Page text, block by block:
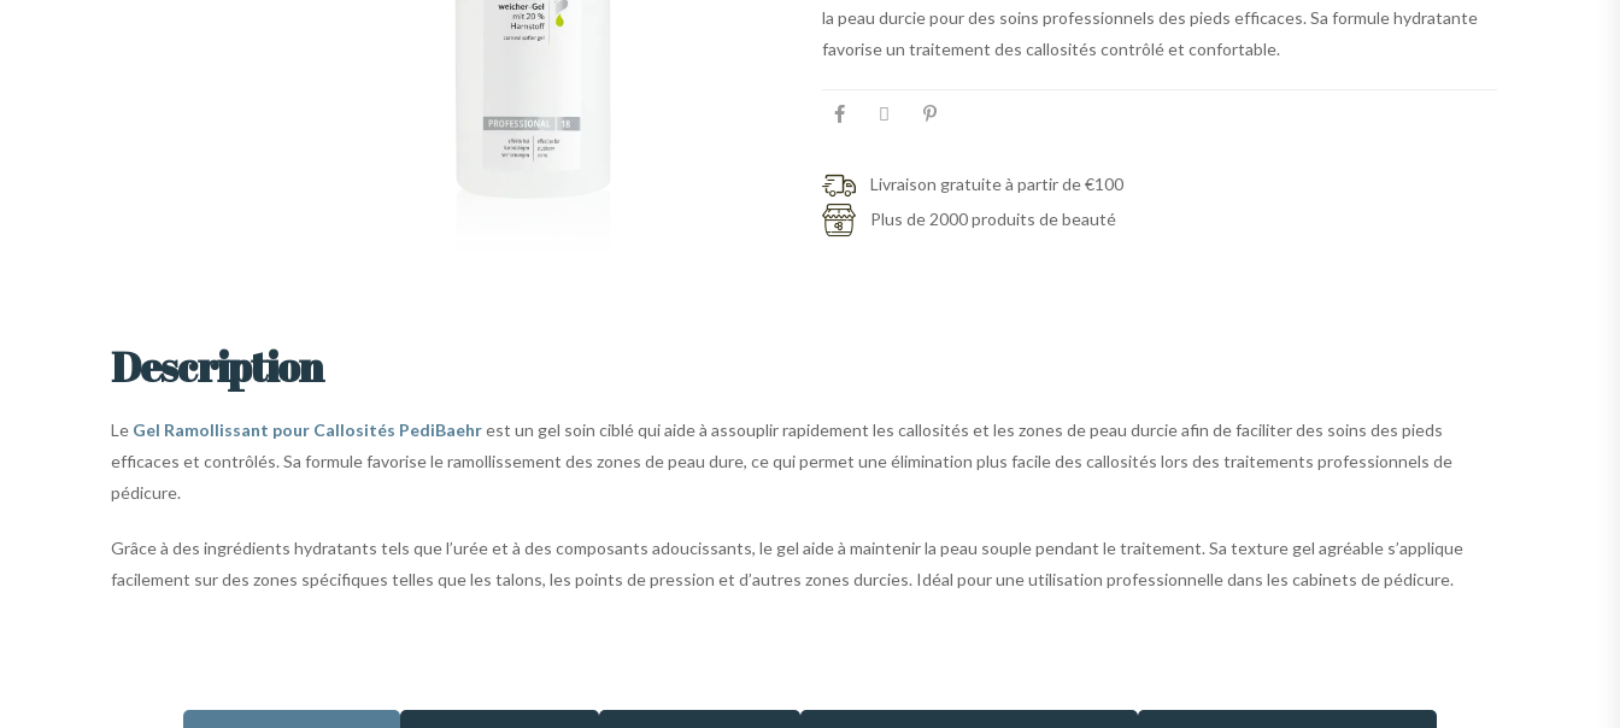
la peau durcie pour des soins professionnels des pieds efficaces. Sa formule hydratante
favorise un traitement des callosités contrôlé et confortable.
Livraison gratuite à partir de €100
Plus de 2000 produits de beauté
Description
Le Gel Ramollissant pour Callosités PediBaehrest un gel soin ciblé qui aide à assouplir rapidement les callosités et les zones de peau durcie afin de faciliter des soins des pieds
efficaces et contrôlés. Sa formule favorise le ramollissement des zones de peau dure, ce qui permet une élimination plus facile des callosités lors des traitements professionnels de
pédicure.
Grâce à des ingrédients hydratants tels que l’urée et à des composants adoucissants, le gel aide à maintenir la peau souple pendant le traitement. Sa texture gel agréable s’applique
facilement sur des zones spécifiques telles que les talons, les points de pression et d’autres zones durcies. Idéal pour une utilisation professionnelle dans les cabinets de pédicure.